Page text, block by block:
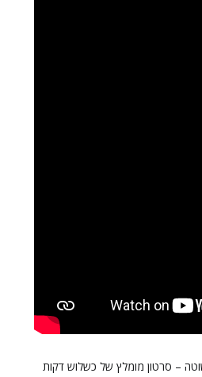
– סרטון מומלץ של כשלוש דקות